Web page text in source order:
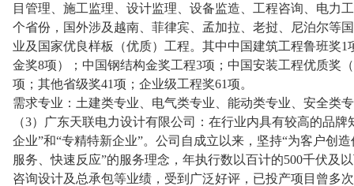
目管理、施工监理、设计监理、设备监造、工程咨询、电力
个省份，国外涉及越南、菲律宾、孟加拉、老挝、尼泊尔等
业及国家优良样板（优质）工程。其中中国建筑工程鲁班奖
金奖8项）；中国钢结构金奖工程3项；中国安装工程优质奖
项；其他省级奖41项；企业级工程奖61项。
需求专业：土建类专业、电气类专业、能动类专业、安全类
（3）广东天联电力设计有限公司：在行业内具有较高的品
企业”和“专精特新企业”。公司自成立以来，坚持“为客户创
服务、快速反应”的服务理念，年执行数以百计的500千伏及
咨询设计及总承包等业绩，受到广泛好评，已投产项目曾多